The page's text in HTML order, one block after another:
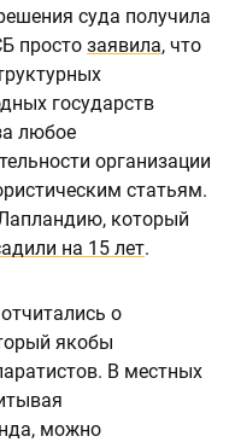
суда получила
просто заявила, что
государств
любое
организации
статьям.
который
на 15 лет.
о
якобы
В местных
можно